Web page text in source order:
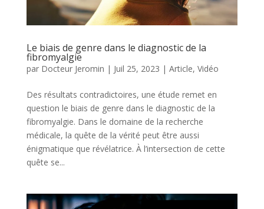
Le biais de genre dans le diagnostic de la
fibromyalgie
par Docteur Jeromin | Juil 25, 2023 | Article, Vidéo
Des résultats contradictoires, une étude remet en
question le biais de genre dans le diagnostic de la
fibromyalgie. Dans le domaine de la recherche
médicale, la quête de la vérité peut être aussi
énigmatique que révélatrice. À l’intersection de cette
quête se...